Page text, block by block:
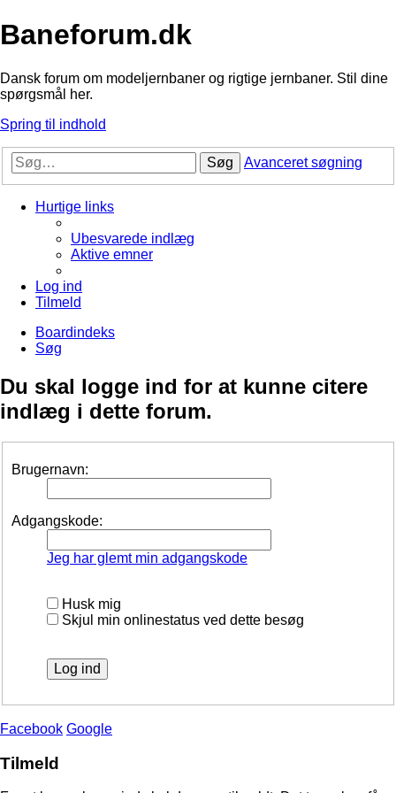
Baneforum.dk
Dansk forum om modeljernbaner og rigtige jernbaner. Stil dine
spørgsmål her.
Spring til indhold
Søg Avanceret søgning
Hurtige links
Ubesvarede indlæg
Aktive emner
Log ind
Tilmeld
Boardindeks
Søg
Du skal logge ind for at kunne citere
indlæg i dette forum.
Brugernavn:
Adgangskode:
Jeg har glemt min adgangskode
Husk mig
Skjul min onlinestatus ved dette besøg
Facebook Google
Tilmeld